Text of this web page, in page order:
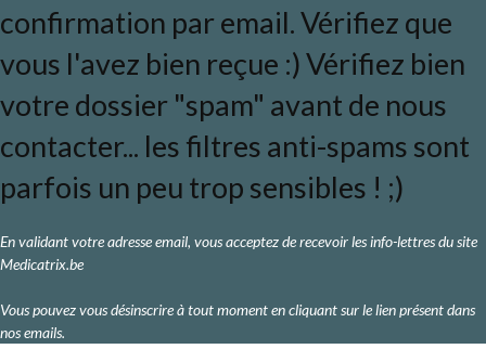
confirmation par email. Vérifiez que
vous l'avez bien reçue :) Vérifiez bien
votre dossier "spam" avant de nous
contacter... les filtres anti-spams sont
parfois un peu trop sensibles ! ;)
En validant votre adresse email, vous acceptez de recevoir les info-lettres du site
Medicatrix.be
Vous pouvez vous désinscrire à tout moment en cliquant sur le lien présent dans
nos emails.